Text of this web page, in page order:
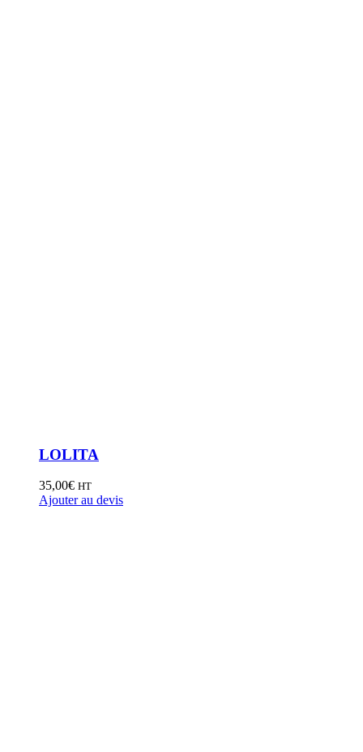
LOLITA
35,00€ HT
Ajouter au devis